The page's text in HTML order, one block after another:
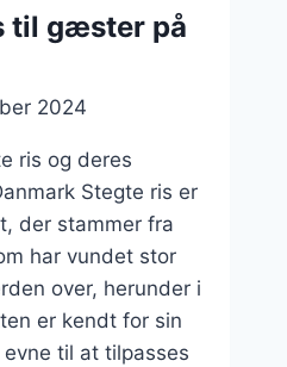
til gæster på
2024
ris og deres
Stegte ris er
der stammer fra
har vundet stor
over, herunder i
er kendt for sin
til at tilpasses